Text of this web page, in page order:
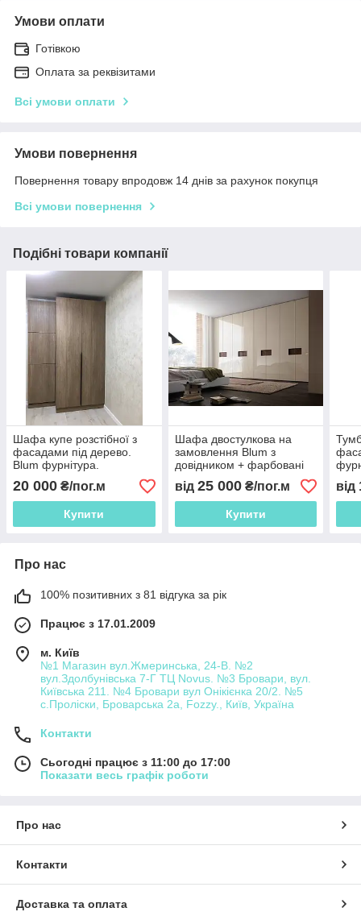
Умови оплати
Готівкою
Оплата за реквізитами
Всі умови оплати
Умови повернення
Повернення товару впродовж 14 днів за рахунок покупця
Всі умови повернення
Подібні товари компанії
Шафа купе розстібної з
фасадами під дерево.
Blum фурнітура.
Пантограф для плічок
Новинка 2021
20 000 ₴/пог.м
Купити
Шафа двостулкова на
замовлення Blum з
довідником + фарбовані
фасади
від 25 000₴/пог.м
Купити
від
Про нас
100% позитивних з 81 відгука за рік
Працює з 17.01.2009
м. Київ
№1 Магазин вул.Жмеринська, 24-В. №2
вул.Здолбунівська 7-Г ТЦ Novus. №3 Бровари, вул.
Київська 211. №4 Бровари вул Онікієнка 20/2. №5
с.Проліски, Броварська 2а, Fozzy., Київ, Україна
Контакти
Сьогодні працює з 11:00 до 17:00
Показати весь графік роботи
Про нас
Контакти
Доставка та оплата